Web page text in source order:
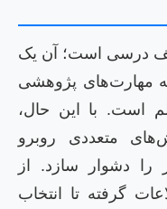
درسی است؛ آن یک
مهارت‌های پژوهشی
است. با این حال،
متعددی روبرو
را دشوار سازد. از
گرفته تا انتخاب